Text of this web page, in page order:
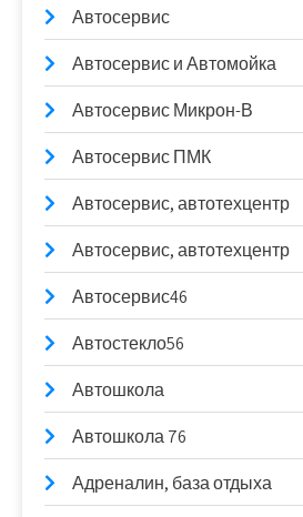
Автосервис
Автосервис и Автомойка
Автосервис Микрон-В
Автосервис ПМК
Автосервис, автотехцентр
Автосервис, автотехцентр
Автосервис46
Автостекло56
Автошкола
Автошкола 76
Адреналин, база отдыха